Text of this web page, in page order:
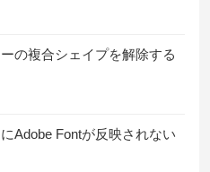
の複合シェイプを解除する
にAdobe Fontが反映されない